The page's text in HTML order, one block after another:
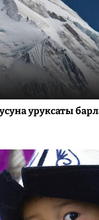
уруксаты